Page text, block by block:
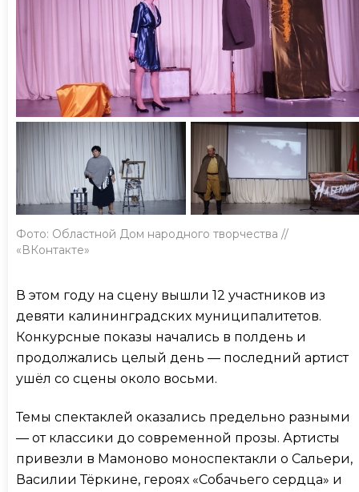
Фото: Областной Дом народного творчества //
«ВКонтакте»
В этом году на сцену вышли 12 участников из
девяти калининградских муниципалитетов.
Конкурсные показы начались в полдень и
продолжались целый день — последний артист
ушёл со сцены около восьми.
Темы спектаклей оказались предельно разными
— от классики до современной прозы. Артисты
привезли в Мамоново моноспектакли о Сальери,
Василии Тёркине, героях «Собачьего сердца» и